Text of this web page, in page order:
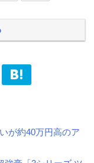
が約40万円高のア